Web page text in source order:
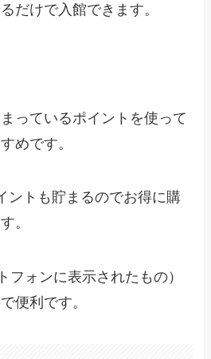
だけで入館できます。
っているポイントを使って
めです。
ントも貯まるのでお得に購
。
フォンに表示されたもの）
便利です。